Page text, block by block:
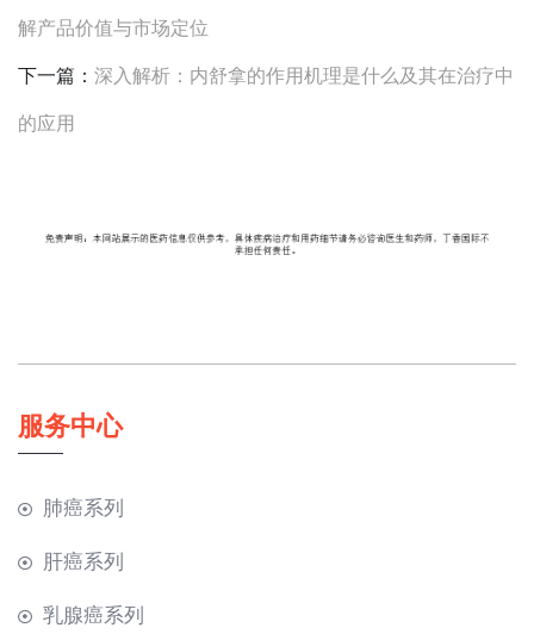
解产品价值与市场定位
下一篇： 深入解析：内舒拿的作用机理是什么及其在治疗中
的应用
服务中心
肺癌系列
肝癌系列
乳腺癌系列